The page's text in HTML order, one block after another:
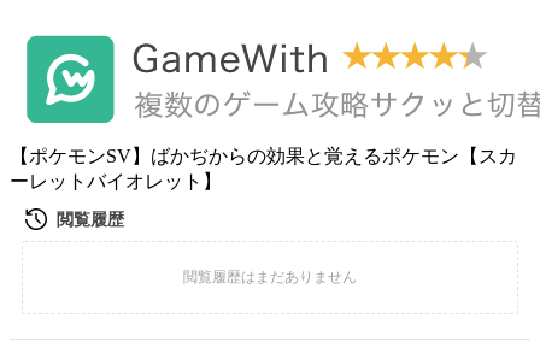
【ポケモンSV】ばかぢからの効果と覚えるポケモン【スカ
ーレットバイオレット】